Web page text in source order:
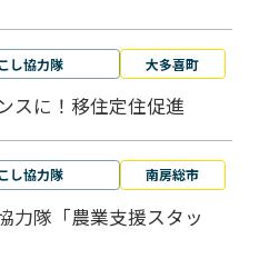
し協力隊 大多喜町
スに！移住定住促進
し協力隊 南房総市
力隊「農業支援スタッ